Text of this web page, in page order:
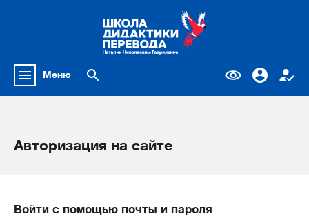
Меню
Авторизация на сайте
Войти с помощью почты и пароля